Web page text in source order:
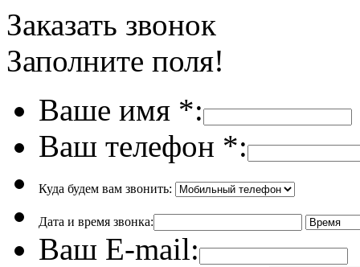
Заказать звонок
Заполните поля!
Ваше имя *:
Ваш телефон *:
Куда будем вам звонить:
Дата и время звонка:
Ваш E-mail: